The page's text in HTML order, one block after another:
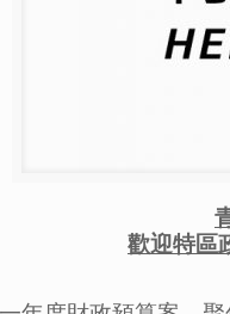
歡迎特區